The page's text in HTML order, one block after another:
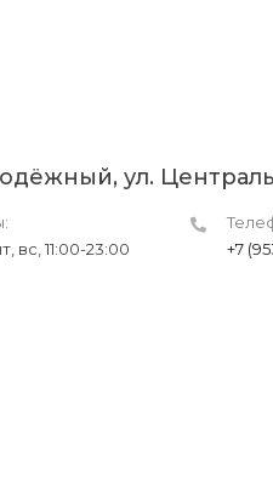
ул.
вс, 11:00-23:00
+7